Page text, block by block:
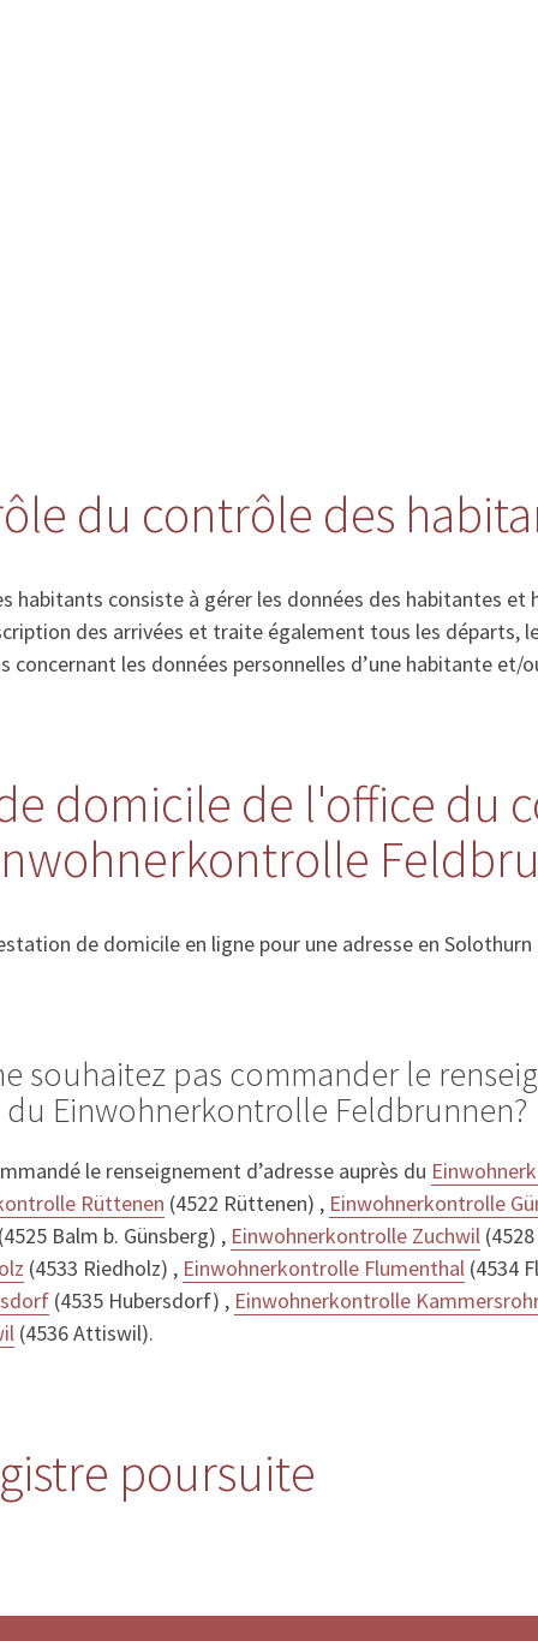
du contrôle des
habitants consiste à gérer les données des habitantes
des arrivées et traite également tous les départs,
les données personnelles d’une habitante et/
domicile de l'office du
de domicile en ligne pour une adresse en Solothurn
souhaitez pas commander le
du Einwohnerkontrolle Feldbrunnen?
le renseignement d’adresse auprès du
Rüttenen (4522 Rüttenen) , Einwohnerkontrolle
(4525 Balm b. Günsberg) , Einwohnerkontrolle Zuchwil
(4533 Riedholz) , Einwohnerkontrolle Flumenthal (4534
(4535 Hubersdorf) , Einwohnerkontrolle
(4536 Attiswil).
poursuite